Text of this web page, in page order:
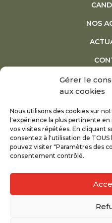
Gérer le
aux cookies
Nous utilisons des cookies sur
l'expérience la plus pertinente
vos visites répétées. En cliquant
consentez à l'utilisation de TOUS
pouvez visiter "Paramètres des
consentement contrôlé.
NOS
NOTRE
Conception :